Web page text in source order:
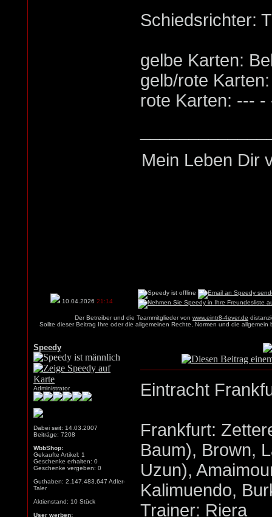
Schiedsrichter:
gelbe Karten:
gelb/rote
rote Karten: --- -
Mein Leben Dir
10.04.2026 21:14
Der Betreiber und die Teammitglieder von www.eintr8-4ever.de
Sollte dieser Beitrag Ihre oder die allgemeinen Rechte, Normen und die
Speedy
Administrator
Dabei seit: 14.03.2007
Beiträge: 7208
WbbShop:
Gekaufte Artikel: 1
Geschenke erhalten: 0
Geschenke vergeben: 0
Guthaben: 2.147.483.647 Adler-
Taler
Aktienstand: 10 Stück
User werben:
Eintracht
Frankfurt:
Baum), Brown,
Uzun),
Kalimuendo,
Trainer: Riera